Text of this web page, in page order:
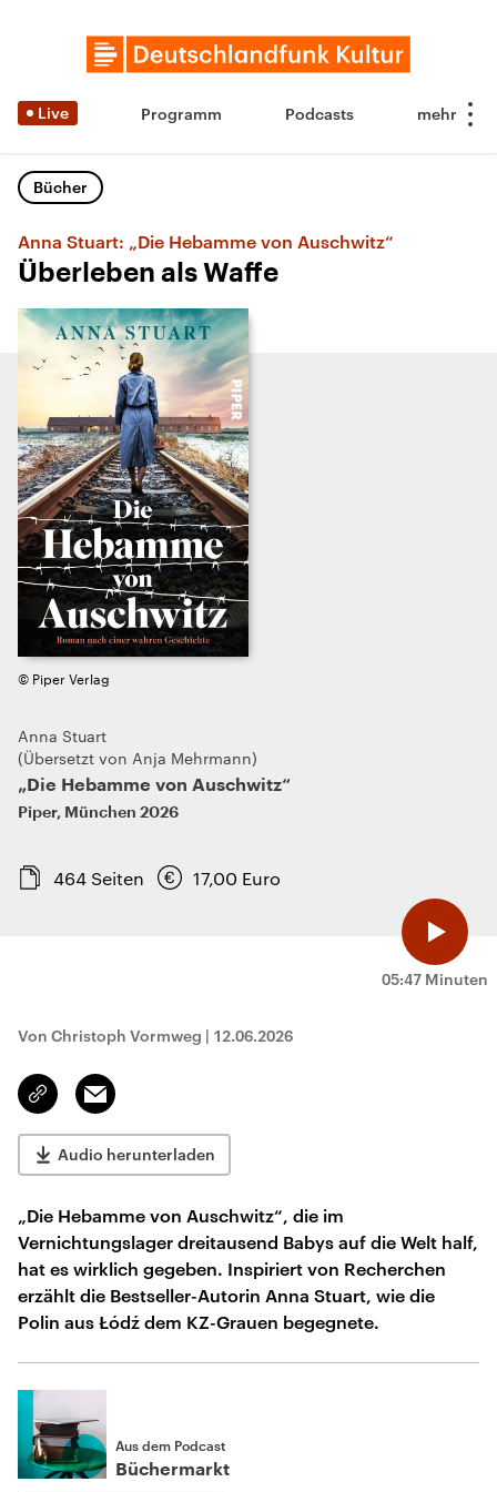
Live Programm Podcasts
Bücher
Anna Stuart: „Die Hebamme von Auschwitz“
Überleben als Waffe
05:47 Minuten
© Piper Verlag
Anna Stuart
Übersetzt von Anja Mehrmann
„Die Hebamme von Auschwitz“
Piper, München 2026
464 Seiten 17,00 Euro
Von Christoph Vormweg | 12.06.2026
Link
kopieren/teilen
Email
Audio herunterladen
„Die Hebamme von Auschwitz“, die im
Vernichtungslager dreitausend Babys auf die Welt half,
hat es wirklich gegeben. Inspiriert von Recherchen
erzählt die Bestseller-Autorin Anna Stuart, wie die
Polin aus Łódź dem KZ-Grauen begegnete.
Aus dem Podcast
Büchermarkt